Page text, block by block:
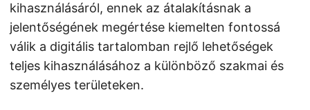
kihasználásáról, ennek az átalakításnak a
jelentőségének megértése kiemelten fontossá
válik a digitális tartalomban rejlő lehetőségek
teljes kihasználásához a különböző szakmai és
személyes területeken.